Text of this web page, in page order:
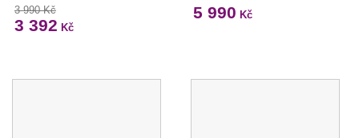
3 990 Kč
3 392 Kč
5 990 Kč